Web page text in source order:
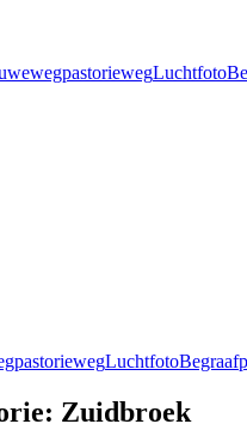
pastoriewegLuchtfoto
pastoriewegLuchtfoto
Zuidbroek